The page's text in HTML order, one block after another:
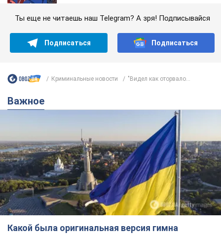
Ты еще не читаешь наш Telegram? А зря! Подписывайся
Подписаться Подписаться
Криминальные новости "Видел как оторвало...
Важное
Какой была оригинальная версия гимна